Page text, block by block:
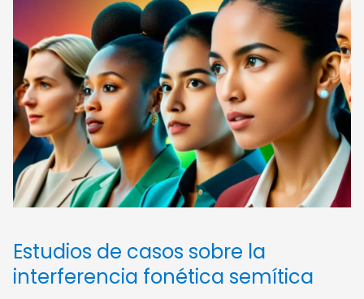
Estudios de casos sobre la
interferencia fonética semítica